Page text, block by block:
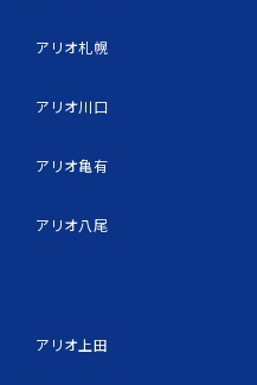
アリオ札幌
アリオ川口
アリオ亀有
アリオ八尾
アリオ上田